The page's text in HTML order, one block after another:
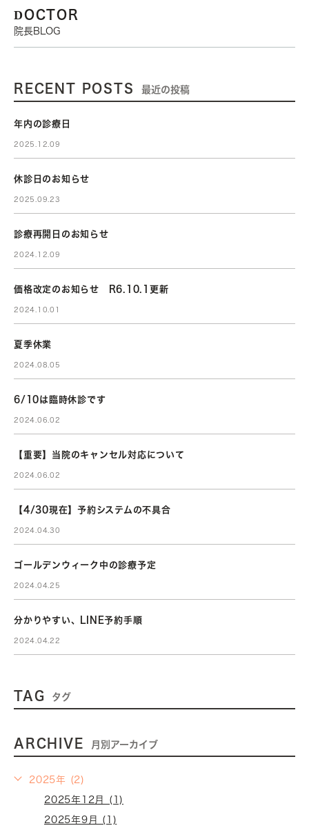
DOCTOR
院長BLOG
RECENT POSTS 最近の投稿
年内の診療日
2025.12.09
休診日のお知らせ
2025.09.23
診療再開日のお知らせ
2024.12.09
価格改定のお知らせ R6.10.1更新
2024.10.01
夏季休業
2024.08.05
6/10は臨時休診です
2024.06.02
【重要】当院のキャンセル対応について
2024.06.02
【4/30現在】予約システムの不具合
2024.04.30
ゴールデンウィーク中の診療予定
2024.04.25
分かりやすい、LINE予約手順
2024.04.22
TAG タグ
ARCHIVE 月別アーカイブ
2025年 (2)
2025年12月 (1)
2025年9月 (1)